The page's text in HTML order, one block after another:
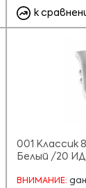
к
001 Классик
Белый /20
ВНИМАНИЕ: